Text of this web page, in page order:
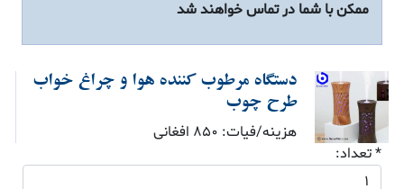
ممکن با شما در تماس خواهند شد
دستگاه مرطوب کننده هوا و چراغ خواب
طرح چوب
هزینه/فیات: 850 افغانی
* تعداد: